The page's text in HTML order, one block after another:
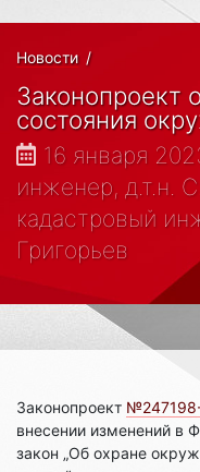
Новости /
Законопроект
состояния
16 января
инженер, д.т.н.
кадастровый
Григорьев
Законопроект
внесении изменений в
закон „Об охране